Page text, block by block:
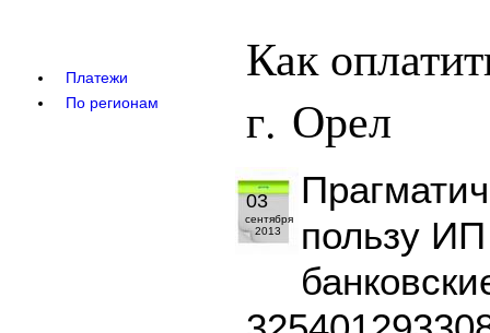
Платежи
По регионам
Как
г. Орел
03
сентября
2013
пользу